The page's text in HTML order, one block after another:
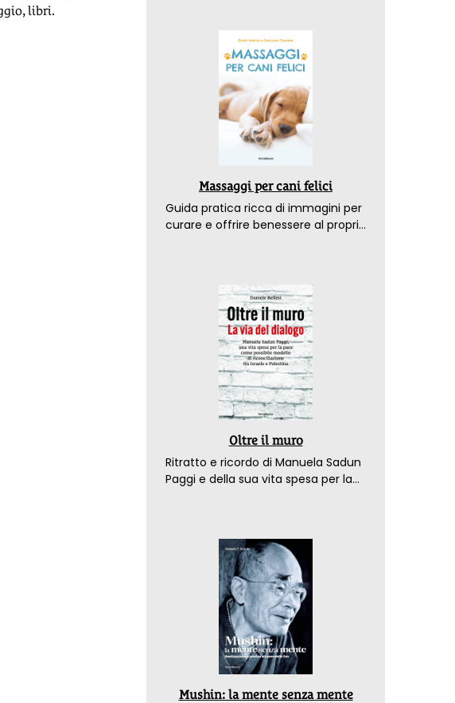
libri.
Massaggi per cani felici
Guida pratica ricca di immagini per
curare e offrire benessere al proprio
Oltre il muro
Ritratto e ricordo di Manuela Sadun
Paggi e della sua vita spesa per la
Mushin: la mente senza mente